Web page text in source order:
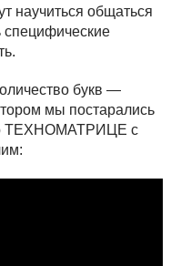
научиться общаться
специфические
букв —
мы постарались
о ТЕХНОМАТРИЦЕ с